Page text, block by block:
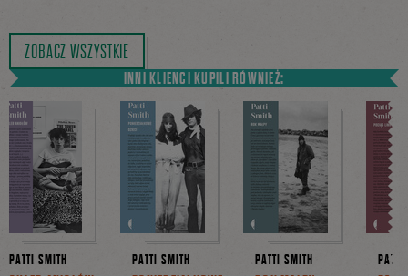
ZOBACZ WSZYSTKIE
INNI KLIENCI KUPILI RÓWNIEŻ:
PATTI SMITH PATTI SMITH PATTI SMITH PATTI